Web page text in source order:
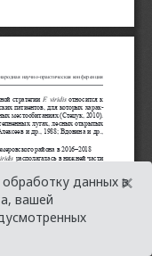
данных в
вашей
×